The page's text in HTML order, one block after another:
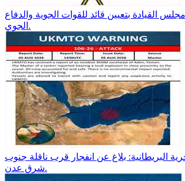
القيادة بتعيين قائد للقوات الجوية والدفاع
الجوي.
البريطانية: بلاغ عن انفجار قرب ناقلة جنوب
شرق عدن.